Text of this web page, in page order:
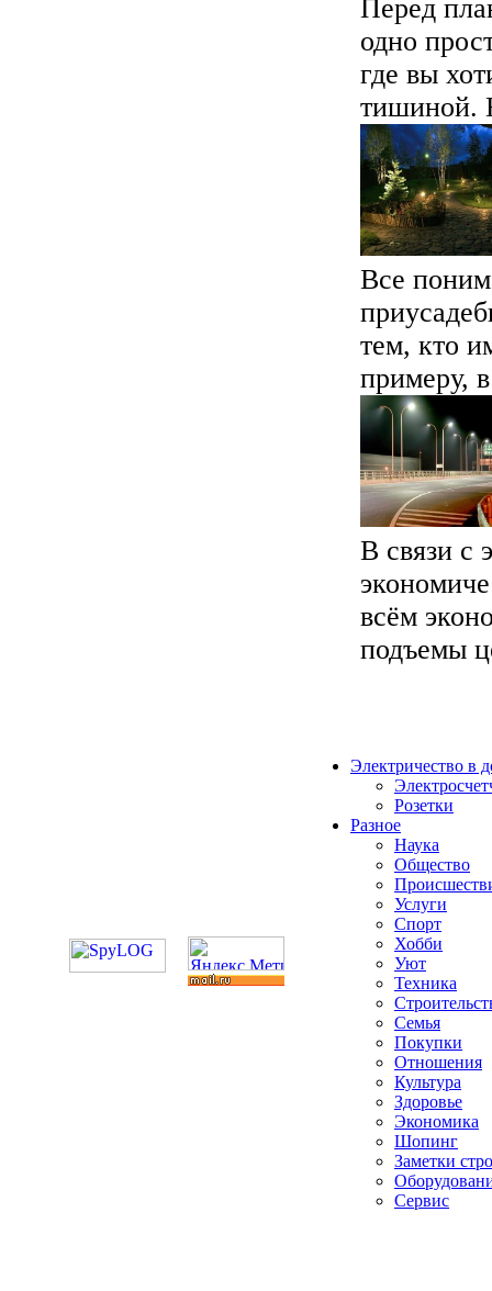
Перед
одно
где вы
тишиной.
Все
тем, кто
примеру,
В связи с
всём
подъемы
Электричество в
Розетки
Разное
Наука
Общество
Услуги
Спорт
Хобби
Уют
Техника
Семья
Покупки
Отношения
Культура
Здоровье
Экономика
Шопинг
Заметки
Сервис